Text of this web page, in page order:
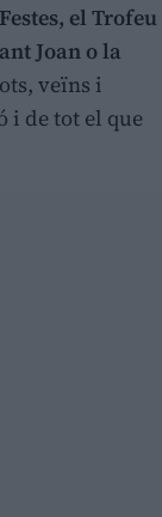
el Trofeu
Joan o la
veïns i
i de tot el que